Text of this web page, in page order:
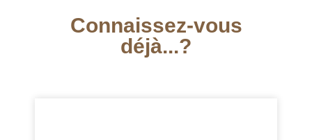
Connaissez-vous
déjà...?